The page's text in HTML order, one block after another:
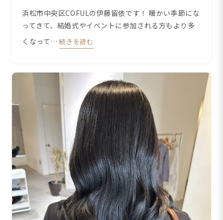
浜松市中央区COFULの伊藤留依です！ 暖かい季節にな
ってきて、結婚式やイベントに参加される方もより多
くなって…続きを読む